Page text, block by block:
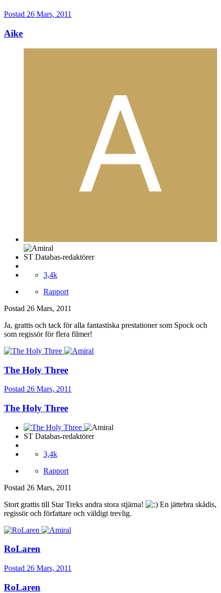
Postad 26 Mars, 2011
Aike
ST Databas-redaktörer
3,4k
Rapport
Postad 26 Mars, 2011
Ja, grattis och tack för alla fantastiska prestationer som Spock och
som regissör för flera filmer!
The Holy Three
Postad 26 Mars, 2011
The Holy Three
ST Databas-redaktörer
3,4k
Rapport
Postad 26 Mars, 2011
Stort grattis till Star Treks andra stora stjärna!
En jättebra skådis,
regissör och författare och väldigt trevlig.
RoLaren
Postad 26 Mars, 2011
RoLaren